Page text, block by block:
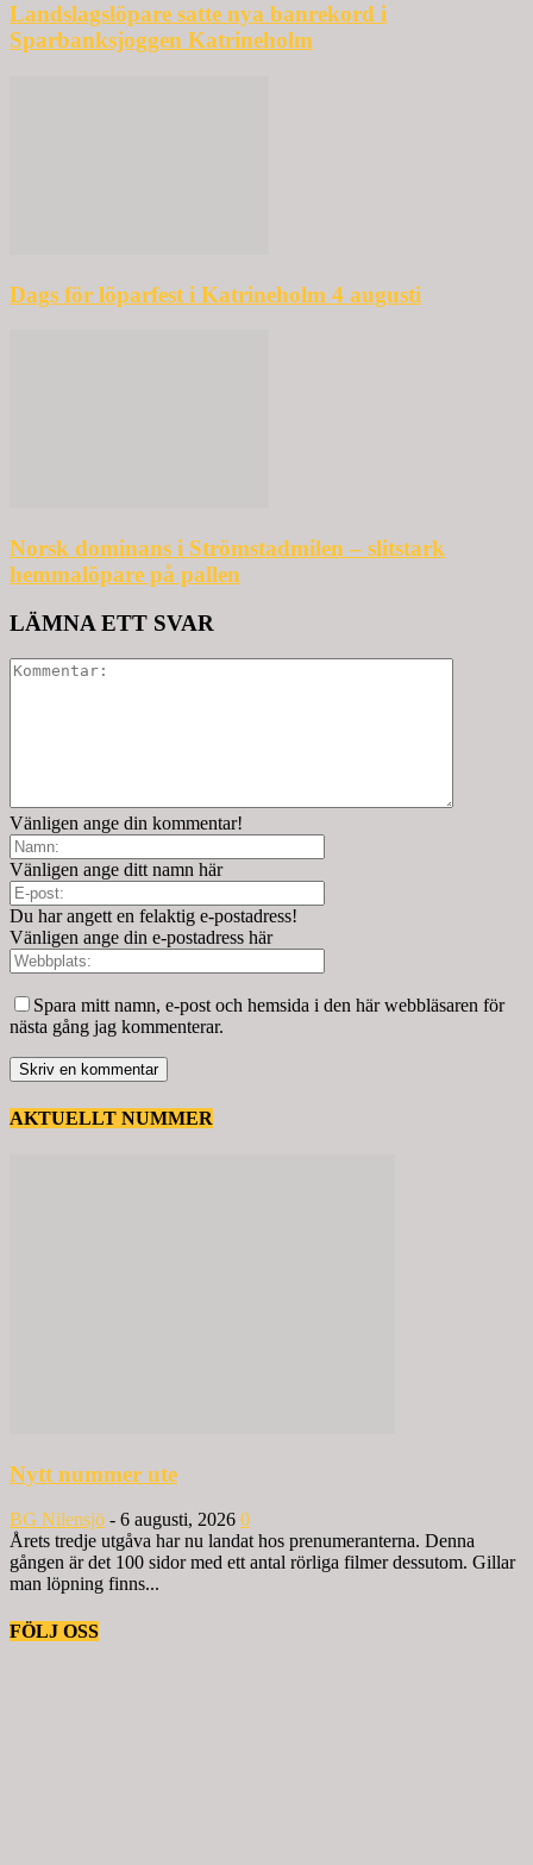
Landslagslöpare satte nya banrekord i
Sparbanksjoggen Katrineholm
Dags för löparfest i Katrineholm 4 augusti
Norsk dominans i Strömstadmilen – slitstark
hemmalöpare på pallen
LÄMNA ETT SVAR
Vänligen ange din kommentar!
Vänligen ange ditt namn här
Du har angett en felaktig e-postadress!
Vänligen ange din e-postadress här
Spara mitt namn, e-post och hemsida i den här webbläsaren för
nästa gång jag kommenterar.
AKTUELLT NUMMER
Nytt nummer ute
BG Nilensjö - 6 augusti, 2026 0
Årets tredje utgåva har nu landat hos prenumeranterna. Denna
gången är det 100 sidor med ett antal rörliga filmer dessutom. Gillar
man löpning finns...
FÖLJ OSS